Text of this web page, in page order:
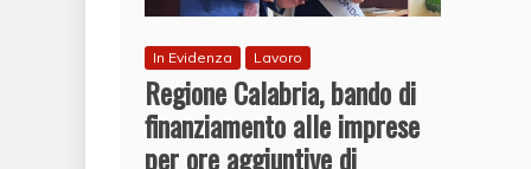
In Evidenza Lavoro
Regione Calabria, bando di
finanziamento alle imprese
per ore aggiuntive di